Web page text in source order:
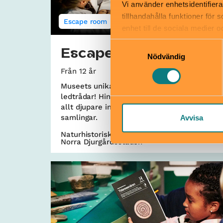
Vi använder
tillhandahålla funktioner för
enhet till de sociala medier
informationen med annan
Nödvändig
Avvisa
Escape room
Escape Extinction
Från 12 år
Museets unika escape room. Lös gåtor! Hitta
ledtrådar! Hinner ni i tid? Jakten leder er
allt djupare in i museets naturhistoriska
samlingar.
Naturhistoriska riksmuseet / Cosmonova |
Norra Djurgårdsstaden